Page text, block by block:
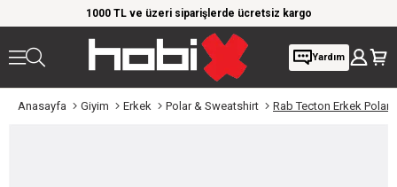
1000 TL ve üzeri siparişlerde ücretsiz kargo
Yardım
Anasayfa Giyim Erkek Polar & Sweatshirt Rab Tecton Erkek Polar